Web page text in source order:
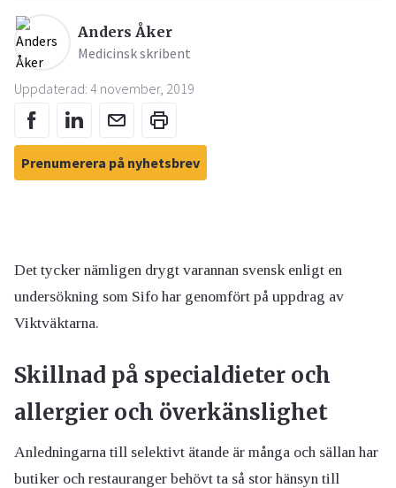
Anders Åker
Medicinsk skribent
Uppdaterad: 4 november, 2019
Prenumerera på nyhetsbrev
Det tycker nämligen drygt varannan svensk enligt en
undersökning som Sifo har genomfört på uppdrag av
Viktväktarna.
Skillnad på specialdieter och
allergier och överkänslighet
Anledningarna till selektivt ätande är många och sällan har
butiker och restauranger behövt ta så stor hänsyn till